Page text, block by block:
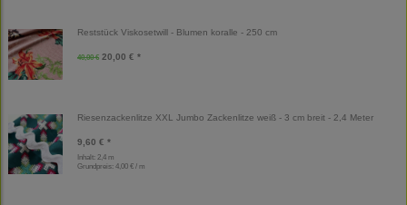
Reststück Viskosetwill - Blumen koralle - 250 cm
40,00 € 20,00 € *
Riesenzackenlitze XXL Jumbo Zackenlitze weiß - 3 cm breit - 2,4 Meter
9,60 € *
Inhalt: 2,4 m
Grundpreis: 4,00 € / m